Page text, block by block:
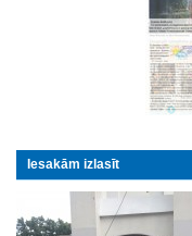
Iesakām izlasīt